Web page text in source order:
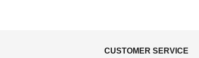
CUSTOMER SERVICE